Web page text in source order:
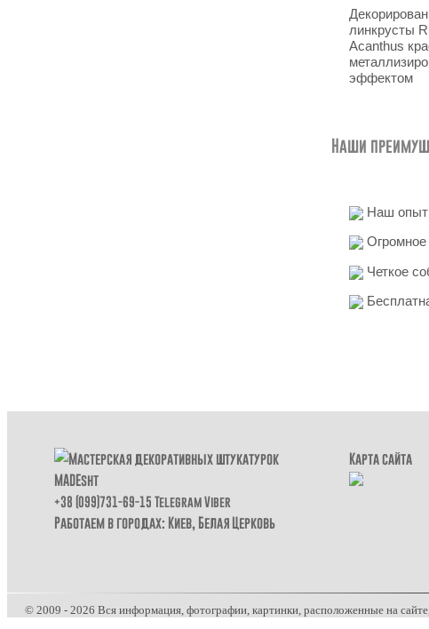
линкрусты
Acanthus
эффектом
Наши
Наш опыт
Огромное
Четкое
+38 (099)731-69-15 TelegramViber
Работаем в городах: Киев,Белая Церковь
Карта сайта
© 2009 - 2026 Вся информация, фотографии, картинки, расположенные на